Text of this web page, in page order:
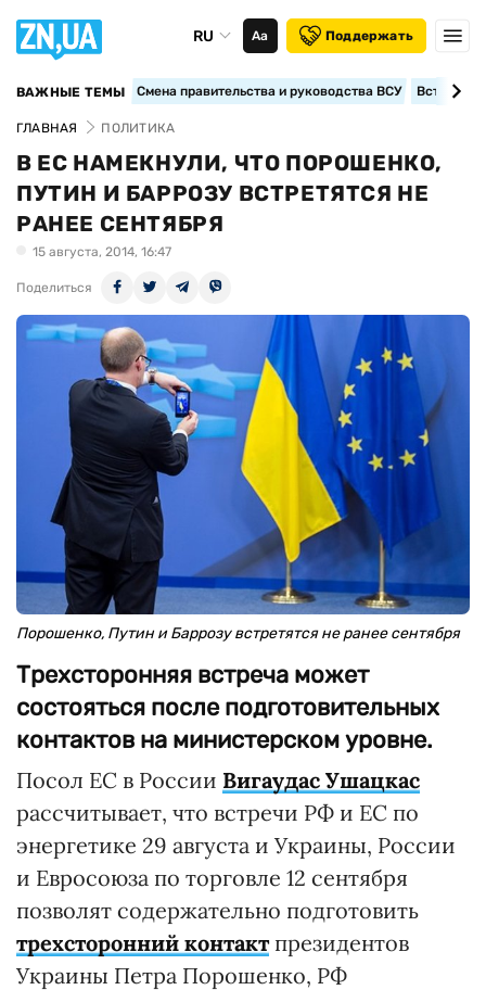
RU Аа Поддержать
ВАЖНЫЕ ТЕМЫ Смена правительства и руководства ВСУ
ГЛАВНАЯ ПОЛИТИКА
В ЕС НАМЕКНУЛИ, ЧТО ПОРОШЕНКО,
ПУТИН И БАРРОЗУ ВСТРЕТЯТСЯ НЕ
РАНЕЕ СЕНТЯБРЯ
15 августа, 2014, 16:47
Поделиться
Порошенко, Путин и Баррозу встретятся не ранее сентября
Трехсторонняя встреча может
состояться после подготовительных
контактов на министерском уровне.
Посол ЕС в России Вигаудас Ушацкас
рассчитывает, что встречи РФ и ЕС по
энергетике 29 августа и Украины, России
и Евросоюза по торговле 12 сентября
позволят содержательно подготовить
трехсторонний контактпрезидентов
Украины Петра Порошенко, РФ